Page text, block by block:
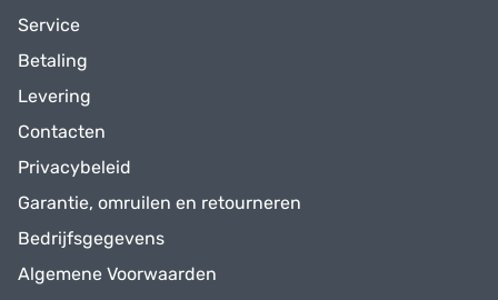
Service
Betaling
Levering
Contacten
Privacybeleid
Garantie, omruilen en retourneren
Bedrijfsgegevens
Algemene Voorwaarden